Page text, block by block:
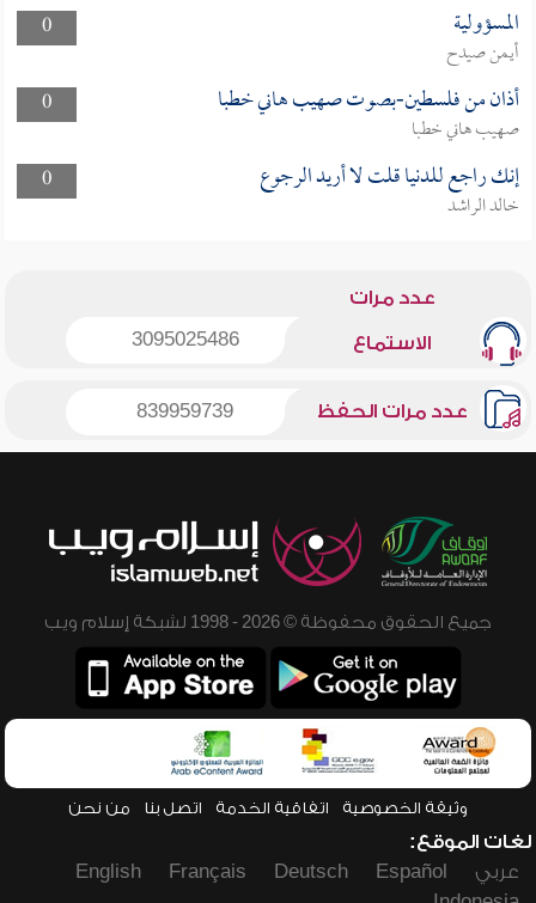
0
المسؤولية
أيمن صيدح
0
أذان من فلسطين-بصوت صهيب هاني خطبا
صهيب هاني خطبا
0
إنك راجع للدنيا قلت لا أريد الرجوع
خالد الراشد
عدد مرات
الاستماع 3095025486
عدد مرات الحفظ 839959739
جميع الحقوق محفوظة © 2026 - 1998 لشبكة إسلام ويب
وثيقة الخصوصية اتفاقية الخدمة اتصل بنا من نحن
لغات الموقع:
عربي
Español
Deutsch
Français
English